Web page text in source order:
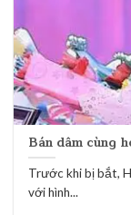
Bán dâm cùng
Trước khi bị bắt,
với hình...